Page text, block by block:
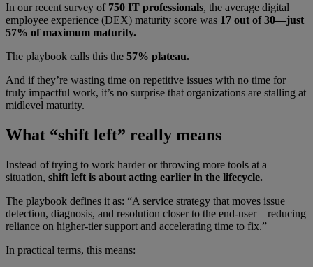
In our recent survey of 750 IT professionals, the average digital
employee experience (DEX) maturity score was 17 out of 30—just
57% of maximum maturity.
The playbook calls this the 57% plateau.
And if they’re wasting time on repetitive issues with no time for
truly impactful work, it’s no surprise that organizations are stalling at
midlevel maturity.
What “shift left” really means
Instead of trying to work harder or throwing more tools at a
situation, shift left is about acting earlier in the lifecycle.
The playbook defines it as: “A service strategy that moves issue
detection, diagnosis, and resolution closer to the end-user—reducing
reliance on higher-tier support and accelerating time to fix.”
In practical terms, this means: